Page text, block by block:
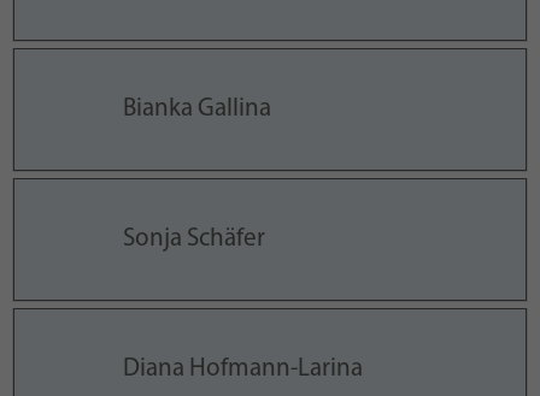
Bianka Gallina
Sonja Schäfer
Diana Hofmann-Larina